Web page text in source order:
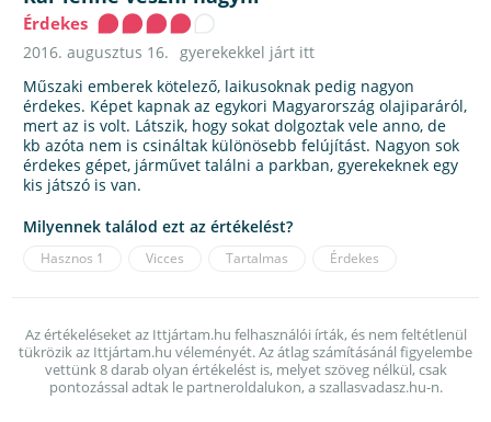
Érdekes
2016. augusztus 16. gyerekekkel járt itt
Műszaki emberek kötelező, laikusoknak pedig nagyon
érdekes. Képet kapnak az egykori Magyarország olajiparáról,
mert az is volt. Látszik, hogy sokat dolgoztak vele anno, de
kb azóta nem is csináltak különösebb felújítást. Nagyon sok
érdekes gépet, járművet találni a parkban, gyerekeknek egy
kis játszó is van.
Milyennek találod ezt az értékelést?
Hasznos 1 Vicces Tartalmas Érdekes
Az értékeléseket az Ittjártam.hu felhasználói írták, és nem feltétlenül
tükrözik az Ittjártam.hu véleményét. Az átlag számításánál figyelembe
vettünk 8 darab olyan értékelést is, melyet szöveg nélkül, csak
pontozással adtak le partneroldalukon, a szallasvadasz.hu-n.